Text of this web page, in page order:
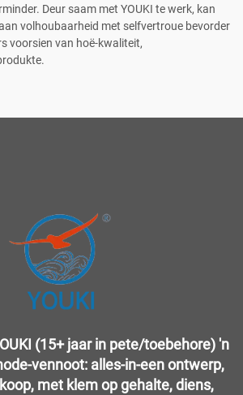
Deur saam met YOUKI te werk, kan
volhoubaarheid met selfvertroue bevorder
voorsien van hoë-kwaliteit,
(15+ jaar in pete/toebehore) 'n
vennoot: alles-in-een ontwerp,
met klem op gehalte, diens,